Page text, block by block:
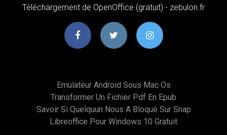
Téléchargement de OpenOffice (gratuit) - zebulon.fr
Emulateur Android Sous Mac Os
Transformer Un Fichier Pdf En Epub
Savoir Si Quelquun Nous A Bloqué Sur Snap
Libreoffice Pour Windows 10 Gratuit